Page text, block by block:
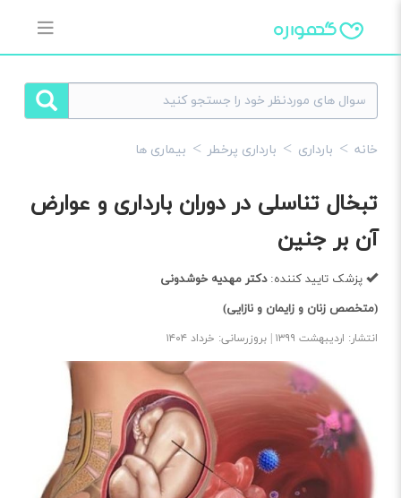
خانه بارداری بارداری پرخطر بیماری ها
تبخال تناسلی در دوران بارداری و عوارض
آن بر جنین
پزشک تایید کننده:دکتر مهدیه خوشدونی
(متخصص زنان و زایمان و نازایی)
انتشار: اردیبهشت ۱۳۹۹ | بروزرسانی: خرداد ۱۴۰۴